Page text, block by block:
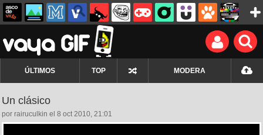
ÚLTIMOS TOP MODERA
Un clásico
por rairuculkin el 8 oct 2010, 21:01